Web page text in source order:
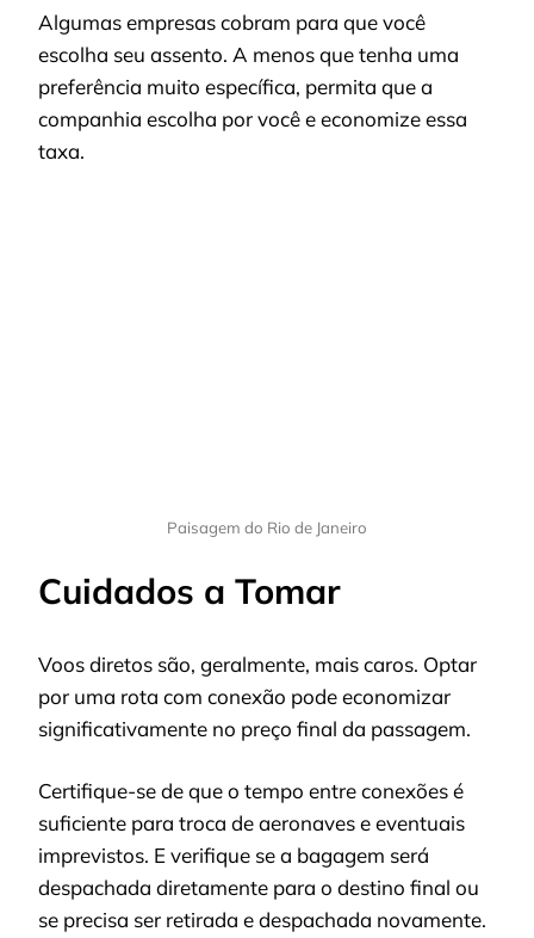
Algumas empresas cobram para que você
escolha seu assento. A menos que tenha uma
preferência muito específica, permita que a
companhia escolha por você e economize essa
taxa.
Paisagem do Rio de Janeiro
Cuidados a Tomar
Voos diretos são, geralmente, mais caros. Optar
por uma rota com conexão pode economizar
significativamente no preço final da passagem.
Certifique-se de que o tempo entre conexões é
suficiente para troca de aeronaves e eventuais
imprevistos. E verifique se a bagagem será
despachada diretamente para o destino final ou
se precisa ser retirada e despachada novamente.